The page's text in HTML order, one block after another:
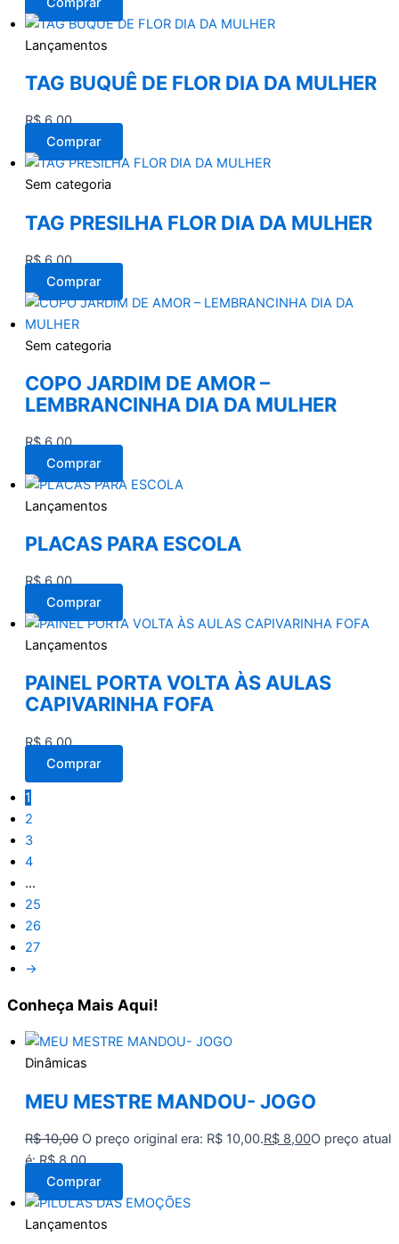
Lançamentos
TAG BUQUÊ DE FLOR DIA DA MULHER
R$6,00
Comprar
Sem categoria
TAG PRESILHA FLOR DIA DA MULHER
R$6,00
Comprar
Sem categoria
COPO JARDIM DE AMOR –
LEMBRANCINHA DIA DA MULHER
R$6,00
Comprar
Lançamentos
PLACAS PARA ESCOLA
R$6,00
Comprar
Lançamentos
PAINEL PORTA VOLTA ÀS AULAS
CAPIVARINHA FOFA
R$6,00
Comprar
1
2
3
4
…
25
26
27
→
Conheça Mais Aqui!
Dinâmicas
MEU MESTRE MANDOU- JOGO
R$10,00 O preço original era: R$ 10,00.R$ 8,00O preço atual
é: R$ 8,00.
Comprar
Lançamentos